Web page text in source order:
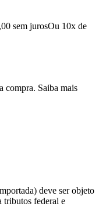
sem jurosOu 10x de
compra. Saiba mais
deve ser objeto
tributos federal e